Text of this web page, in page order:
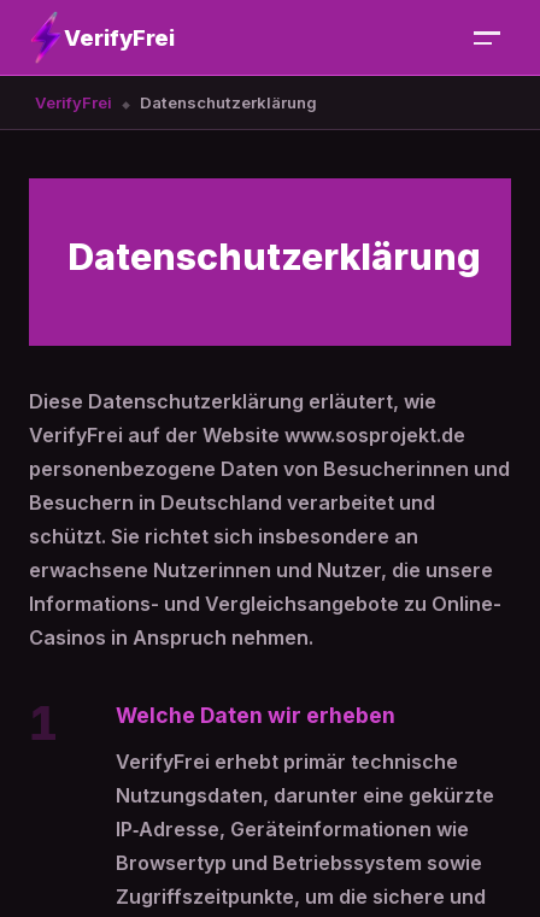
VerifyFrei
VerifyFrei Datenschutzerklärung
Datenschutzerklärung
Diese Datenschutzerklärung erläutert, wie
VerifyFrei auf der Website www.sosprojekt.de
personenbezogene Daten von Besucherinnen und
Besuchern in Deutschland verarbeitet und
schützt. Sie richtet sich insbesondere an
erwachsene Nutzerinnen und Nutzer, die unsere
Informations- und Vergleichsangebote zu Online-
Casinos in Anspruch nehmen.
1 Welche Daten wir erheben
VerifyFrei erhebt primär technische
Nutzungsdaten, darunter eine gekürzte
IP‑Adresse, Geräteinformationen wie
Browsertyp und Betriebssystem sowie
Zugriffszeitpunkte, um die sichere und